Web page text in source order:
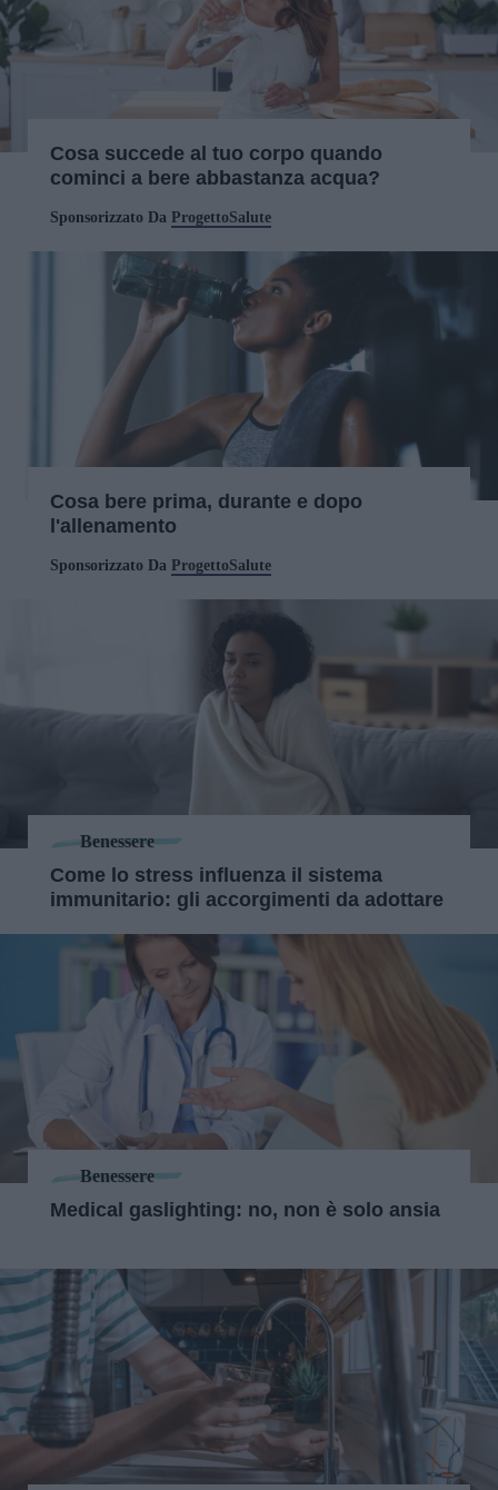
Cosa succede al tuo corpo quando
cominci a bere abbastanza acqua?
Sponsorizzato Da ProgettoSalute
Cosa bere prima, durante e dopo
l'allenamento
Sponsorizzato Da ProgettoSalute
Benessere
Come lo stress influenza il sistema
immunitario: gli accorgimenti da adottare
Benessere
Medical gaslighting: no, non è solo ansia